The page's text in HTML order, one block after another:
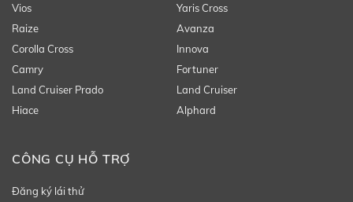
Vios
Yaris Cross
Raize
Avanza
Corolla Cross
Innova
Camry
Fortuner
Land Cruiser Prado
Land Cruiser
Hiace
Alphard
CÔNG CỤ HỖ TRỢ
Đăng ký lái thử